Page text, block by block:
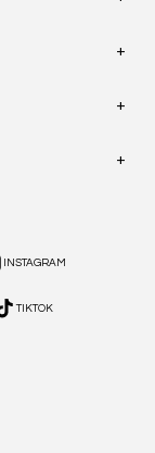
INSTAGRAM
TIKTOK